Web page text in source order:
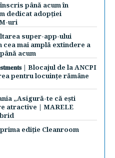
până acum în
dedicat adopției
uri
super-app-ului
mai amplă extindere a
acum
| Blocajul de la ANCPI
pentru locuințe rămâne
„Asigură-te că ești
atractive | MARELE
ediție Cleanroom